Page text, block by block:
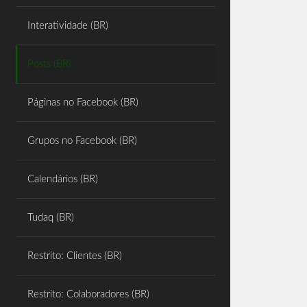
Interatividade (BR)
Posts (BR)
Páginas no Facebook (BR)
Grupos no Facebook (BR)
Calendários (BR)
Tudaq (BR)
Restrito: Clientes (BR)
Restrito: Colaboradores (BR)